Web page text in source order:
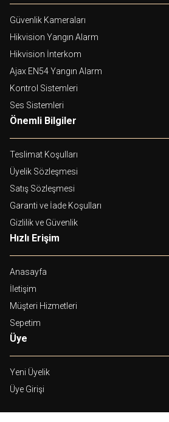
Güvenlik Kameraları
Hikvision Yangın Alarm
Hikvision İnterkom
Ajax EN54 Yangın Alarm
Kontrol Sistemleri
Ses Sistemleri
Önemli Bilgiler
Teslimat Koşulları
Üyelik Sözleşmesi
Satış Sözleşmesi
Garanti ve İade Koşulları
Gizlilik ve Güvenlik
Hızlı Erişim
Anasayfa
İletişim
Müşteri Hizmetleri
Sepetim
Üye
Yeni Üyelik
Üye Girişi